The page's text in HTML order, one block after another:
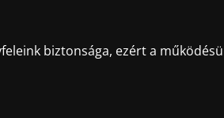
biztonsága, ezért a